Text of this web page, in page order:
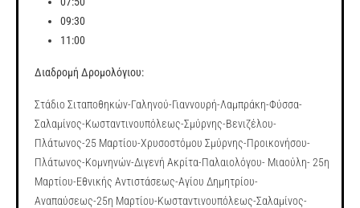
09:30
11:00
Διαδρομή Δρομολόγιου:
Στάδιο Σιταποθηκών-Γαληνού-Γιαννουρή-Λαμπράκη-Φύσσα-
Σαλαμίνος-Κωσταντινουπόλεως-Σμύρνης-Βενιζέλου-
Πλάτωνος-25 Μαρτίου-Χρυσοστόμου Σμύρνης-Προικονήσου-
Πλάτωνος-Κομνηνών-Διγενή Ακρίτα-Παλαιολόγου- Μιαούλη- 25η
Μαρτίου-Εθνικής Αντιστάσεως-Αγίου Δημητρίου-
Αναπαύσεως-25η Μαρτίου-Κωσταντινουπόλεως-Σαλαμίνος-